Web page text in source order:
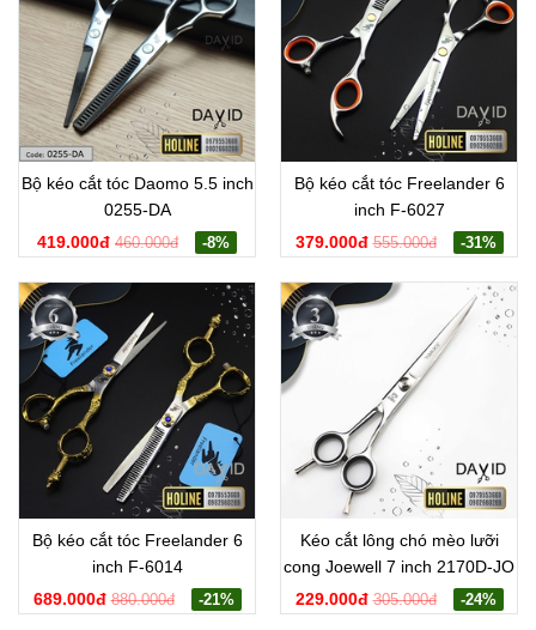
Bộ kéo cắt tóc Daomo 5.5 inch
0255-DA
419.000đ 460.000đ -8%
Bộ kéo cắt tóc Freelander 6
inch F-6027
379.000đ 555.000đ -31%
Bộ kéo cắt tóc Freelander 6
inch F-6014
689.000đ 880.000đ -21%
Kéo cắt lông chó mèo lưỡi
cong Joewell 7 inch 2170D-JO
229.000đ 305.000đ -24%